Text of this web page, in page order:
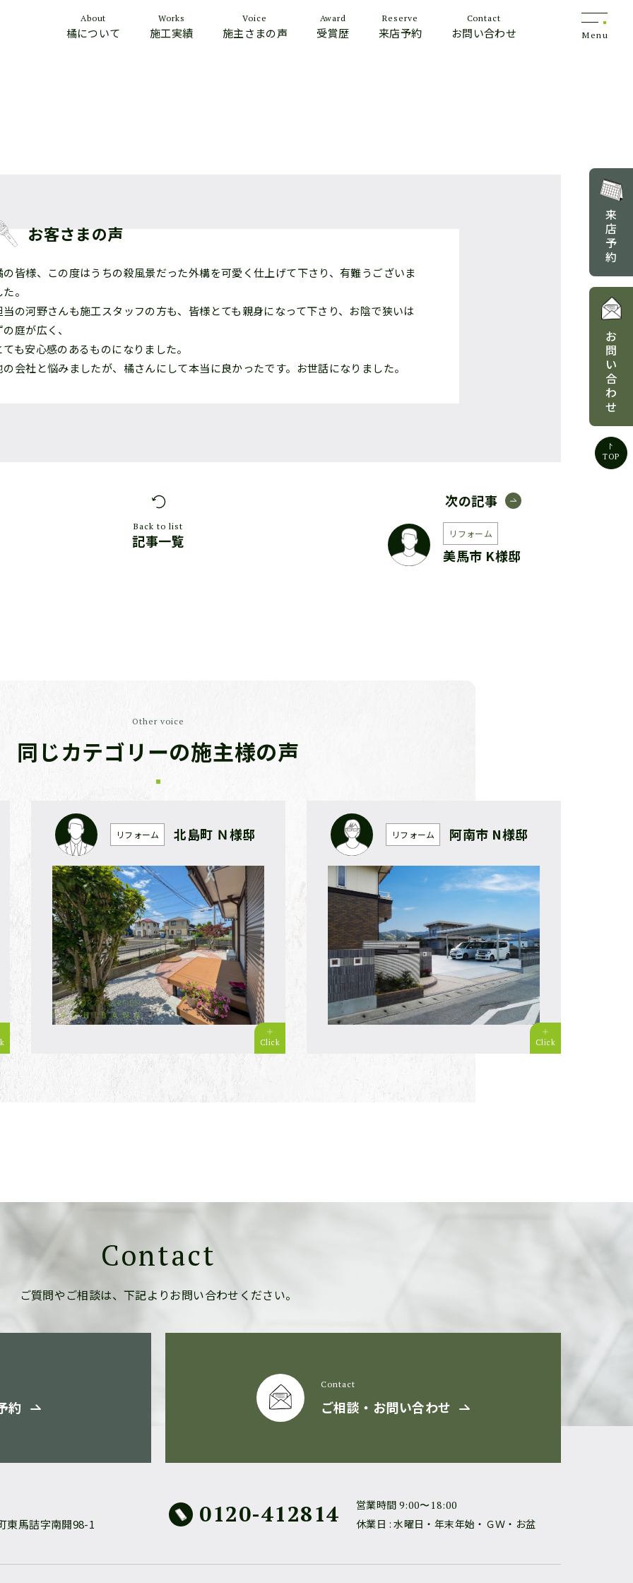
Menu
About
橘について
Works
施工実績
Voice
施主さまの声
Award
受賞歴
Reserve
来店予約
Contact
お問い合わせ
お客さまの声
の皆様、この度はうちの殺風景だった外構を可愛く仕上げて下さり、有難うございま
。
当の河野さんも施工スタッフの方も、皆様とても親身になって下さり、お陰で狭いは
の庭が広く、
ても安心感のあるものになりました。
の会社と悩みましたが、橘さんにして本当に良かったです。お世話になりました。
Back to list
記事一覧
次の記事
リフォーム
美馬市 K様邸
Other voice
同じカテゴリーの施主様の声
リフォーム 北島町 Ｎ様邸
Click
リフォーム 阿南市 N様邸
Click
Contact
ご質問やご相談は、 下記よりお問い合わせください。
約
Contact
ご相談・お問い合わせ
東馬詰字南開98-1 0120-412814 営業時間 9:00〜18:00
休業日 : 水曜日・年末年始・ＧＷ・お盆
来
店
予
約
お
問
い
合
わ
せ
TOP